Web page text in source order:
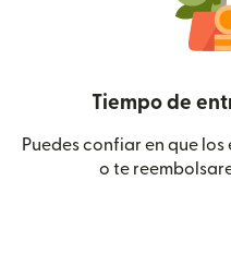
Tiempo de
Puedes confiar en que
o te